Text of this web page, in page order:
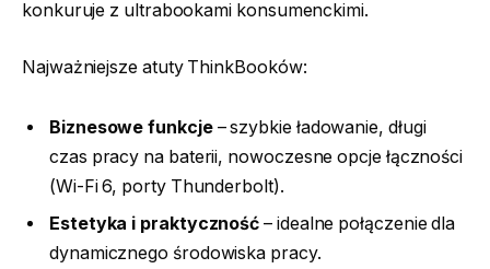
konkuruje z ultrabookami konsumenckimi.
Najważniejsze atuty ThinkBooków:
Biznesowe funkcje– szybkie ładowanie, długi
czas pracy na baterii, nowoczesne opcje łączności
(Wi-Fi 6, porty Thunderbolt).
Estetyka i praktyczność – idealne połączenie dla
dynamicznego środowiska pracy.